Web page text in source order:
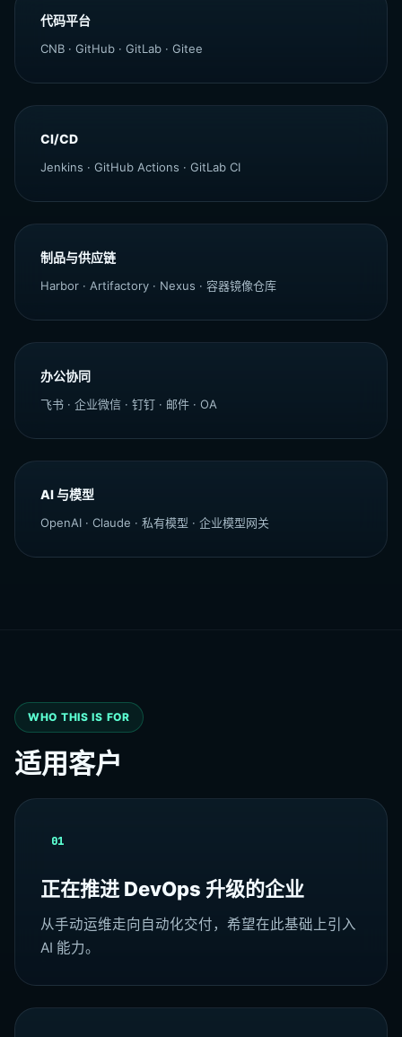
代码平台
CNB · GitHub · GitLab · Gitee
CI/CD
Jenkins · GitHub Actions · GitLab CI
制品与供应链
Harbor · Artifactory · Nexus · 容器镜像仓库
办公协同
飞书 · 企业微信 · 钉钉 · 邮件 · OA
AI 与模型
OpenAI · Claude · 私有模型 · 企业模型网关
WHO THIS IS FOR
适用客户
01
正在推进 DevOps 升级的企业
从手动运维走向自动化交付，希望在此基础上引入
AI 能力。